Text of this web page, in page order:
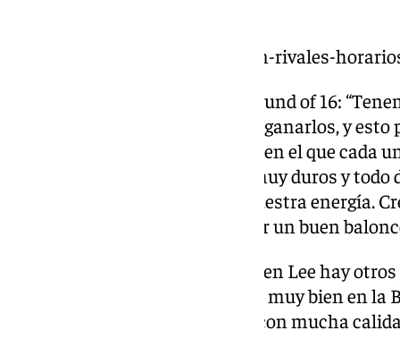
https://www.101tv.es/estos-son-rivales-
Compromisos como local en Round of 16:
primeros partidos en casa para ganarlos, y
para el comienzo de este grupo, en el que cada
la Final Four. Los equipos son muy duros y
marcamos el nivel de juego y nuestra energía.
en el pabellón podemos mostrar un buen
Manisa Basket: “Además de Saben Lee hay
Son un equipo que está jugando muy bien en
doméstica, pero son jugadores con mucha